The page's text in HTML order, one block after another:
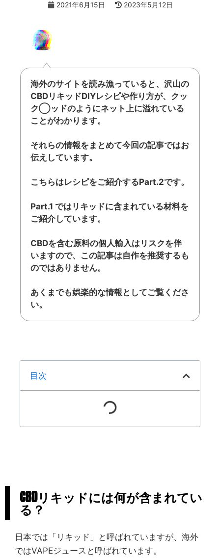
2021年6月15日 2023年5月12日
海外のサイトを読み漁っていると、沢山の
CBDリキッドDIYレシピや作り方が、クッ
ク◯ッドのようにネット上に溢れている
ことがわかります。
それらの情報をまとめて今回の記事ではお
伝えしています。
こちらはレシピをご紹介するPart.2です。
Part.1 ではリキッドに含まれている材料を
ご紹介しています。
CBDを含む原料の個人輸入はリスクを伴
いますので、この記事は自作を推奨するも
のではありません。
あくまでも娯楽的な情報としてご覧くださ
い。
目次
CBDリキッドには何が含まれてい
る？
日本では「リキッド」と呼ばれていますが、海外
ではVAPEジュースと呼ばれています。